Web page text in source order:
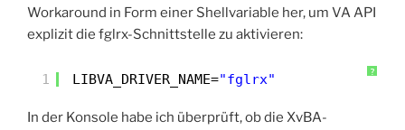
Workaround in Form einer Shellvariable her, um VA API
explizit die fglrx-Schnittstelle zu aktivieren:
?
1 LIBVA_DRIVER_NAME="fglrx"
In der Konsole habe ich überprüft, ob die XvBA-